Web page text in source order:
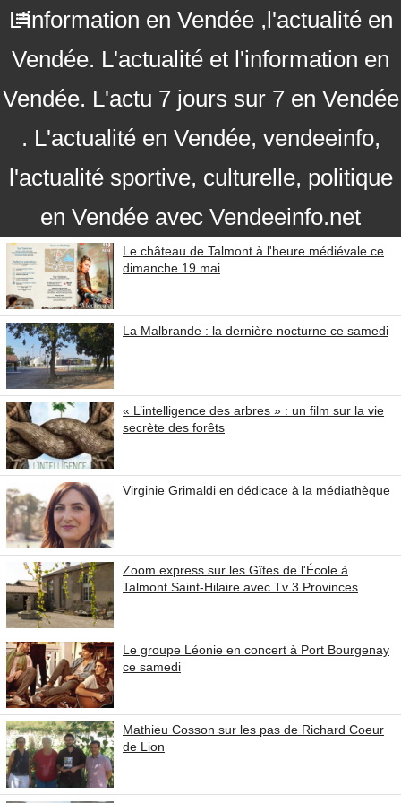
L'information en Vendée ,l'actualité en
Vendée. L'actualité et l'information en
Vendée. L'actu 7 jours sur 7 en Vendée
. L'actualité en Vendée, vendeeinfo,
l'actualité sportive, culturelle, politique
en Vendée avec Vendeeinfo.net
Le château de Talmont à l'heure médiévale ce
dimanche 19 mai
La Malbrande : la dernière nocturne ce samedi
« L’intelligence des arbres » : un film sur la vie
secrète des forêts
Virginie Grimaldi en dédicace à la médiathèque
Zoom express sur les Gîtes de l'École à
Talmont Saint-Hilaire avec Tv 3 Provinces
Le groupe Léonie en concert à Port Bourgenay
ce samedi
Mathieu Cosson sur les pas de Richard Coeur
de Lion